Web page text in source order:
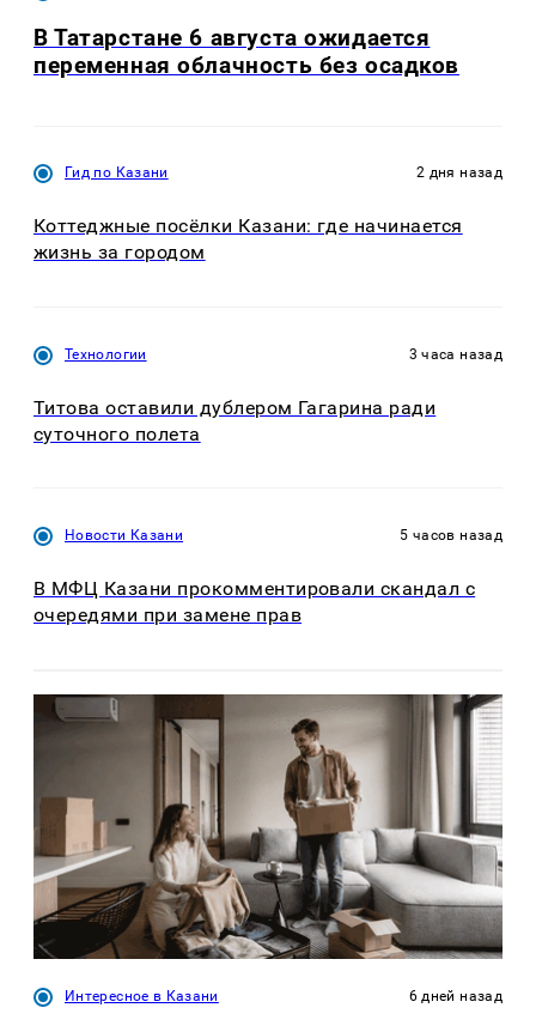
В Татарстане 6 августа ожидается
переменная облачность без осадков
Гид по Казани 2 дня назад
Коттеджные посёлки Казани: где начинается
жизнь за городом
Технологии 3 часа назад
Титова оставили дублером Гагарина ради
суточного полета
Новости Казани 5 часов назад
В МФЦ Казани прокомментировали скандал с
очередями при замене прав
Интересное в Казани 6 дней назад